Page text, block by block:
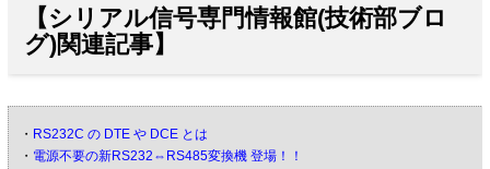
【シリアル信号専門情報館(技術部ブロ
グ)関連記事】
・ RS232C の DTE や DCE とは
・ 電源不要の新RS232⇔RS485変換機 登場！！